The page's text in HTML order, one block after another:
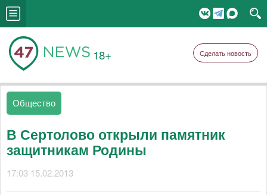
18+ Сделать новость
Общество
В Сертолово открыли памятник
защитникам Родины
17:03 15.02.2013